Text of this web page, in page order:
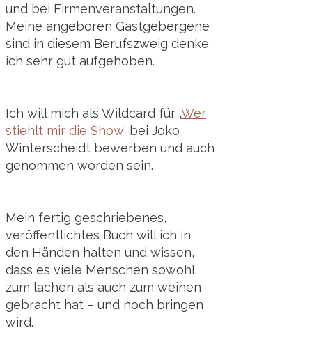
und bei Firmenveranstaltungen.
Meine angeboren Gastgebergene
sind in diesem Berufszweig denke
ich sehr gut aufgehoben.
Ich will mich als Wildcard für ‚Wer
stiehlt mir die Show‘ bei Joko
Winterscheidt bewerben und auch
genommen worden sein.
Mein fertig geschriebenes,
veröffentlichtes Buch will ich in
den Händen halten und wissen,
dass es viele Menschen sowohl
zum lachen als auch zum weinen
gebracht hat – und noch bringen
wird.